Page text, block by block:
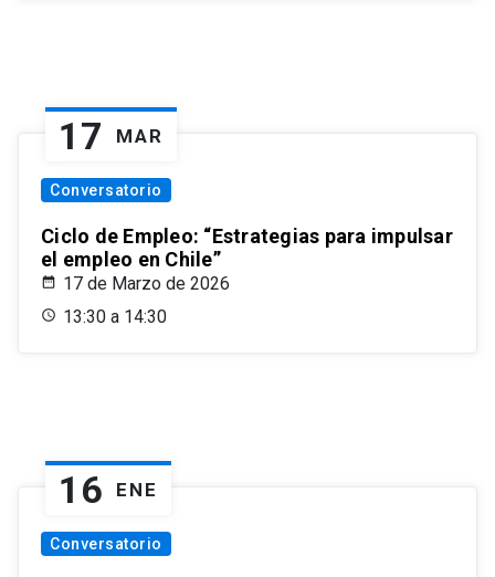
17 MAR
Conversatorio
Ciclo de Empleo: “Estrategias para impulsar
el empleo en Chile”
17 de Marzo de 2026
13:30 a 14:30
16 ENE
Conversatorio